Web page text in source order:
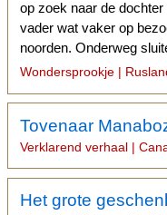
op zoek naar de
vader wat vaker op
noorden. Onderweg
die alles ziet en hoort...
Wondersprookje |
Tovenaar
Verklarend verhaal |
Het grote